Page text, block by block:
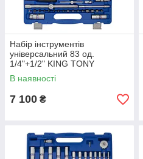
Набір інструментів
універсальний 83 од.
1/4"+1/2" KING TONY
В наявності
7 100 ₴